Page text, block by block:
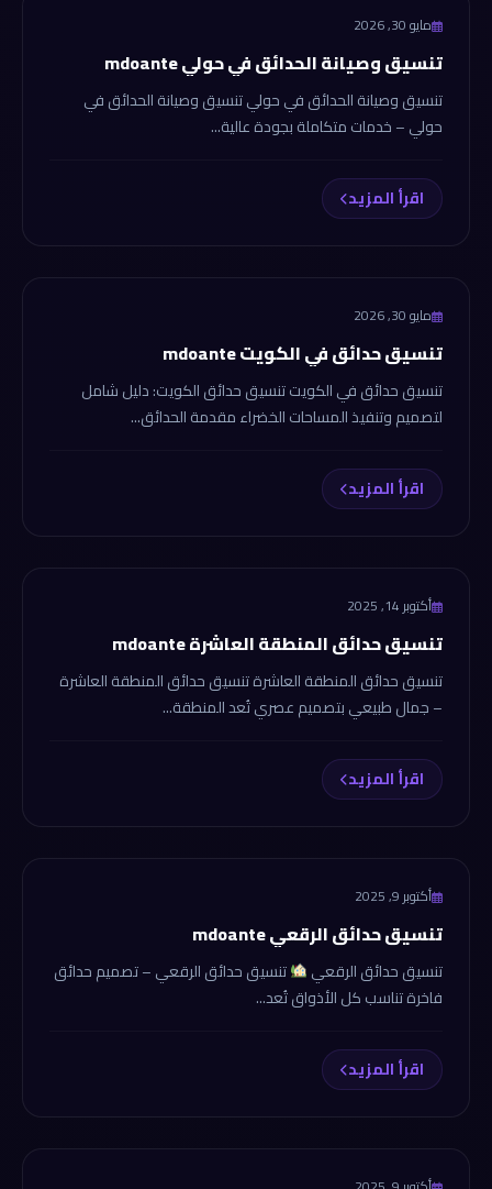
tansekhdaek.com
مايو 30, 2026
تنسيق وصيانة الحدائق في حولي mdoante
تنسيق وصيانة الحدائق في حولي تنسيق وصيانة الحدائق في
حولي – خدمات متكاملة بجودة عالية...
اقرأ المزيد
مايو 30, 2026
تنسيق حدائق في الكويت mdoante
تنسيق حدائق في الكويت تنسيق حدائق الكويت: دليل شامل
لتصميم وتنفيذ المساحات الخضراء مقدمة الحدائق...
اقرأ المزيد
tansekhdaek.com
أكتوبر 14, 2025
تنسيق حدائق المنطقة العاشرة mdoante
تنسيق حدائق المنطقة العاشرة تنسيق حدائق المنطقة العاشرة
– جمال طبيعي بتصميم عصري تُعد المنطقة...
اقرأ المزيد
tansekhdaek.com
أكتوبر 9, 2025
تنسيق حدائق الرقعي mdoante
تنسيق حدائق الرقعي
تنسيق حدائق الرقعي – تصميم حدائق
فاخرة تناسب كل الأذواق تُعد...
اقرأ المزيد
tansekhdaek.com